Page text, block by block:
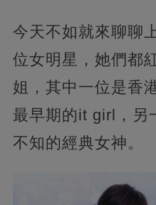
今天不如就來聊聊
位女明星，她們都
姐，其中一位是香
最早期的it girl，另
不知的經典女神。